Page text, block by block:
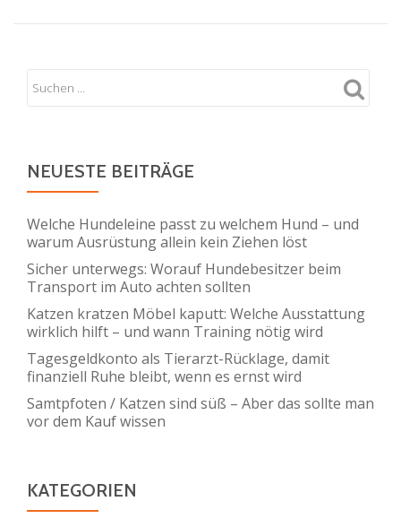
sollte
Haustier
zum
NEUESTE BEITRÄGE
Welche Hundeleine passt zu welchem Hund – und
warum Ausrüstung allein kein Ziehen löst
Sicher unterwegs: Worauf Hundebesitzer beim
Transport im Auto achten sollten
Katzen kratzen Möbel kaputt: Welche Ausstattung
wirklich hilft – und wann Training nötig wird
Tagesgeldkonto als Tierarzt-Rücklage, damit
finanziell Ruhe bleibt, wenn es ernst wird
Samtpfoten / Katzen sind süß – Aber das sollte man
vor dem Kauf wissen
KATEGORIEN